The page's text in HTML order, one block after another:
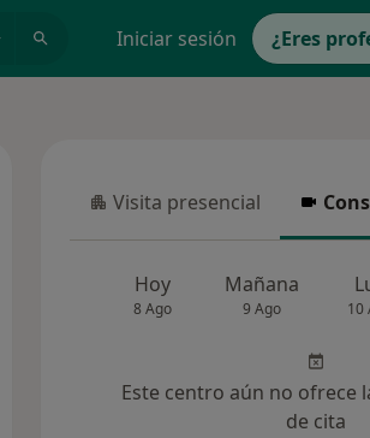
Iniciar sesión ¿Eres
Visita presencial
Visita presencial
Hoy
8 Ago
Mañana
9 Ago 10
Este centro aún no ofrece
de cita